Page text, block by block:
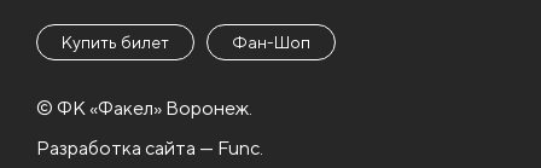
Купить билет Фан-Шоп
© ФК «Факел» Воронеж.
Разработка сайта — Func.